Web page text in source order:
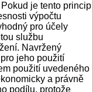
je tento princip
výpočtu
pro účely
službu
Navržený
jeho použití
použití uvedeného
a právně
podílu, protože